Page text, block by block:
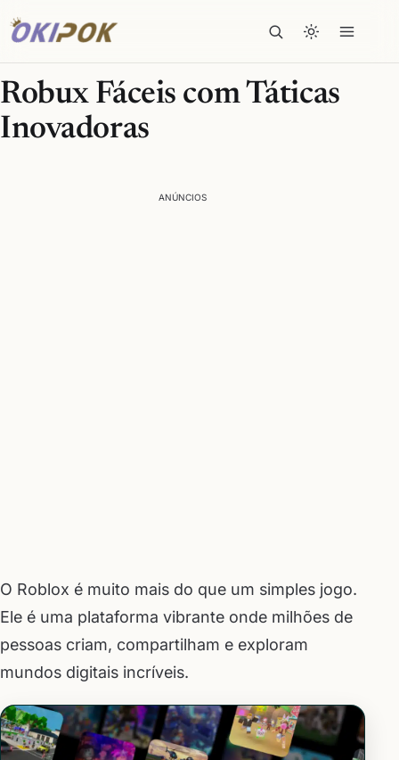
Robux Fáceis com Táticas
Inovadoras
ANÚNCIOS
O Roblox é muito mais do que um simples jogo.
Ele é uma plataforma vibrante onde milhões de
pessoas criam, compartilham e exploram
mundos digitais incríveis.